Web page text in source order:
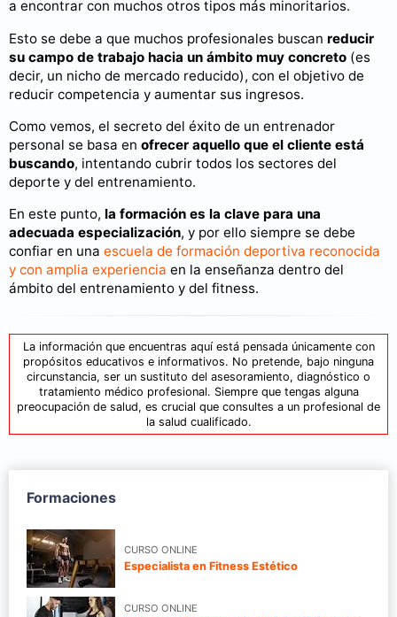
a encontrar con muchos otros tipos más minoritarios.
Esto se debe a que muchos profesionales buscan reducir
su campo de trabajo hacia un ámbito muy concreto (es
decir, un nicho de mercado reducido), con el objetivo de
reducir competencia y aumentar sus ingresos.
Como vemos, el secreto del éxito de un entrenador
personal se basa en ofrecer aquello que el cliente está
buscando, intentando cubrir todos los sectores del
deporte y del entrenamiento.
En este punto, la formación es la clave para una
adecuada especialización, y por ello siempre se debe
confiar en una escuela de formación deportiva reconocida
y con amplia experiencia en la enseñanza dentro del
ámbito del entrenamiento y del fitness.
La información que encuentras aquí está pensada únicamente con
propósitos educativos e informativos. No pretende, bajo ninguna
circunstancia, ser un sustituto del asesoramiento, diagnóstico o
tratamiento médico profesional. Siempre que tengas alguna
preocupación de salud, es crucial que consultes a un profesional de
la salud cualificado.
Formaciones
CURSO ONLINE
Especialista en Fitness Estético
CURSO ONLINE